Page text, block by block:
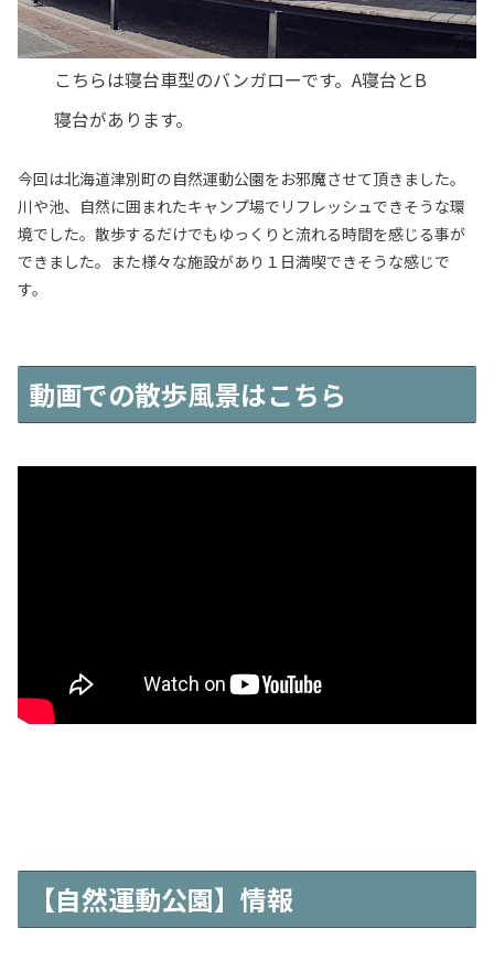
こちらは寝台車型のバンガローです。A寝台とB
寝台があります。
今回は北海道津別町の自然運動公園をお邪魔させて頂きました。
川や池、自然に囲まれたキャンプ場でリフレッシュできそうな環
境でした。散歩するだけでもゆっくりと流れる時間を感じる事が
できました。また様々な施設があり１日満喫できそうな感じで
す。
動画での散歩風景はこちら
【自然運動公園】情報